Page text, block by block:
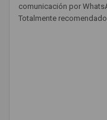
comunicación por
Totalmente